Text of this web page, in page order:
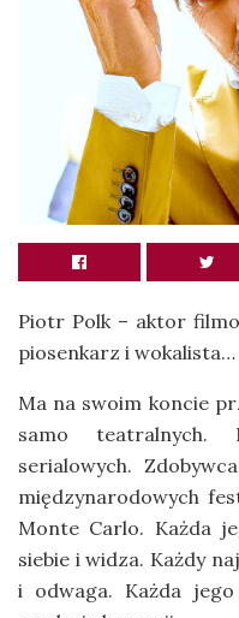
Piotr Polk – aktor
piosenkarz i wokalista…
Ma na swoim koncie
samo
serialowych.
międzynarodowych
Monte Carlo. Każda
siebie i widza. Każdy
i odwaga. Każda